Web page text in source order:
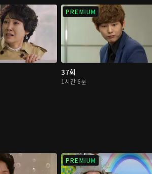
PREMIUM
37회
1시간 6분
PREMIUM